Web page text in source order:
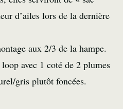
d’ailes lors de la dernière
aux 2/3 de la hampe.
avec 1 coté de 2 plumes
gris plutôt foncées.